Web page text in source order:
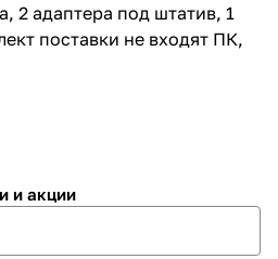
2 адаптера под штатив, 1
поставки не входят ПК,
и акции